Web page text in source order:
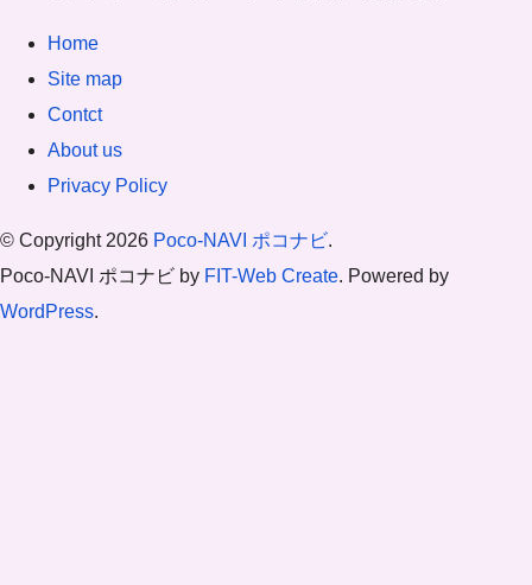
Home
Site map
Contct
About us
Privacy Policy
© Copyright 2026 Poco-NAVI ポコナビ.
Poco-NAVI ポコナビ by FIT-Web Create. Powered by
WordPress.